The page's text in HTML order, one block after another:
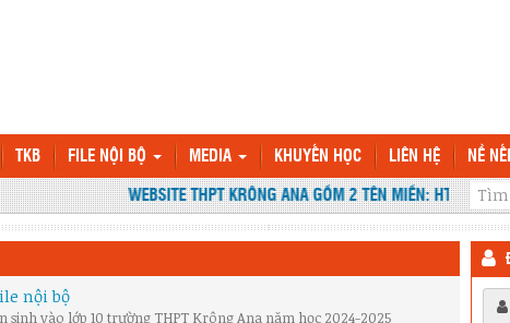
TKB FILE NỘI BỘ MEDIA KHUYẾN HỌC LIÊN HỆ NỀ
WEBSITE THPT KRÔNG ANA GỒM 2 TÊN MIỀN: HTTP://
nội bộ
sinh vào lớp 10 trường THPT Krông Ana năm học 2024-2025